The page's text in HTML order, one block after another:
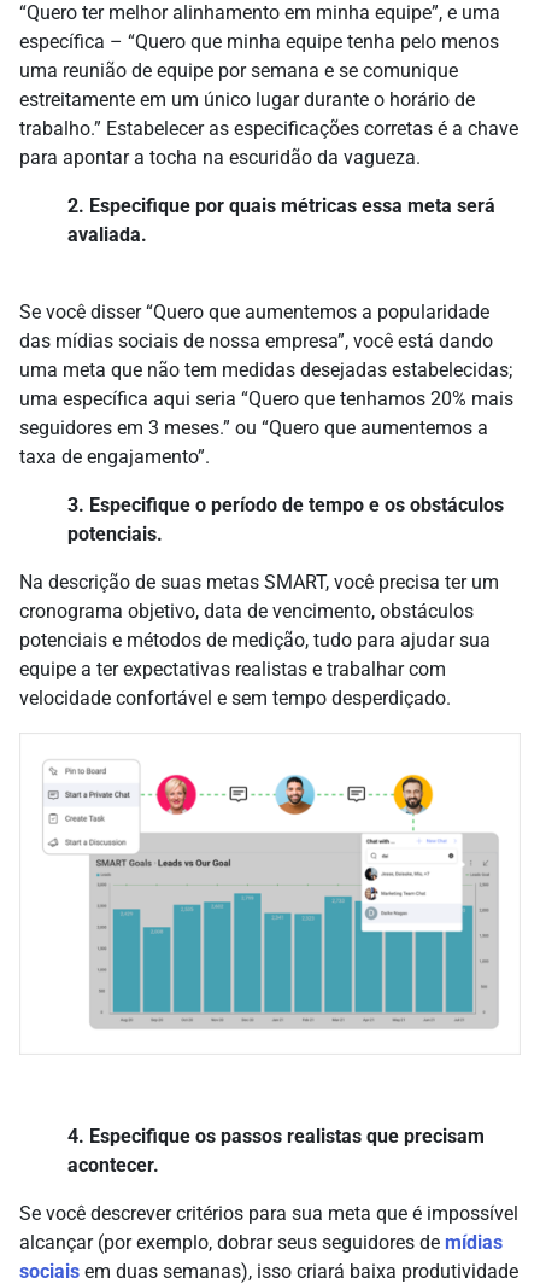
“Quero ter melhor alinhamento em minha equipe”, e uma
específica – “Quero que minha equipe tenha pelo menos
uma reunião de equipe por semana e se comunique
estreitamente em um único lugar durante o horário de
trabalho.” Estabelecer as especificações corretas é a chave
para apontar a tocha na escuridão da vagueza.
2. Especifique por quais métricas essa meta será
avaliada.
Se você disser “Quero que aumentemos a popularidade
das mídias sociais de nossa empresa”, você está dando
uma meta que não tem medidas desejadas estabelecidas;
uma específica aqui seria “Quero que tenhamos 20% mais
seguidores em 3 meses.” ou “Quero que aumentemos a
taxa de engajamento”.
3. Especifique o período de tempo e os obstáculos
potenciais.
Na descrição de suas metas SMART, você precisa ter um
cronograma objetivo, data de vencimento, obstáculos
potenciais e métodos de medição, tudo para ajudar sua
equipe a ter expectativas realistas e trabalhar com
velocidade confortável e sem tempo desperdiçado.
4. Especifique os passos realistas que precisam
acontecer.
Se você descrever critérios para sua meta que é impossível
alcançar (por exemplo, dobrar seus seguidores de mídias
sociais em duas semanas), isso criará baixa produtividade